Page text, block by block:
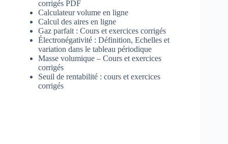
corrigés PDF
Calculateur volume en ligne
Calcul des aires en ligne
Gaz parfait : Cours et exercices corrigés
Électronégativité : Définition, Echelles et
variation dans le tableau périodique
Masse volumique – Cours et exercices
corrigés
Seuil de rentabilité : cours et exercices
corrigés